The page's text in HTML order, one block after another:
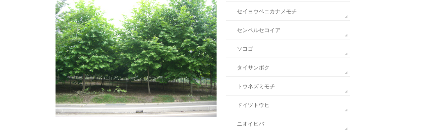
セイヨウベニカナメモチ
センペルセコイア
ソヨゴ
タイサンボク
トウネズミモチ
ドイツトウヒ
ニオイヒバ